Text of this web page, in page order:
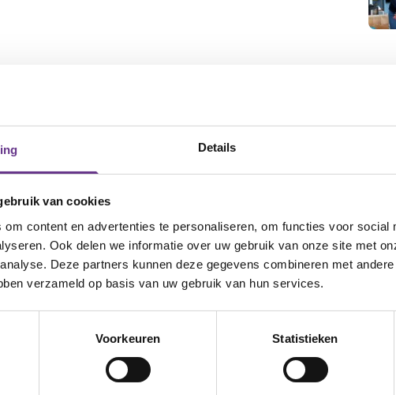
Details
van cookies
om content en advertenties te personaliseren, om functies voor social
Ook delen we informatie over uw gebruik van onze site met
Deze partners kunnen deze gegevens combineren met
verzameld op basis van uw gebruik van hun services.
Voorkeuren Statistieken
Stel vragen aan de redactie, geef
blogs en artikelen.
Heb je al een account?Inloggen